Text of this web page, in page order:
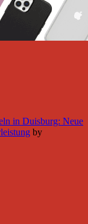
in Duisburg: Neue
by